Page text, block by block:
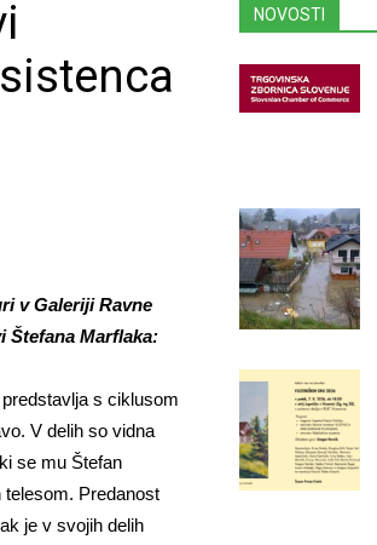
v Galeriji Ravne
Štefana Marflaka:
s ciklusom
V delih so vidna
se mu Štefan
Predanost
je v svojih delih
NOVOSTI